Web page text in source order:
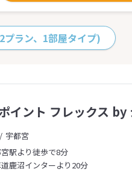
プラン、1部屋タイプ)
イント フレックス by
宇都宮
駅より徒歩で8分
鹿沼インターより20分